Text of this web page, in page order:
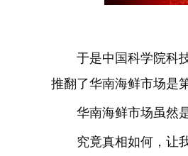
于是中国科学院科
推翻了华南海鲜市场是
华南海鲜市场虽然
究竟真相如何，让